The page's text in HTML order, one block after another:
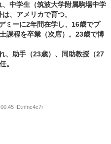
中学生（筑波大学附属駒場中学
、アメリカで育つ。
ミーに2年間在学し、16歳でプ
課程を卒業（次席）。23歳で博
、助手（23歳）、同助教授（27
。
ID:nfnc4c7r